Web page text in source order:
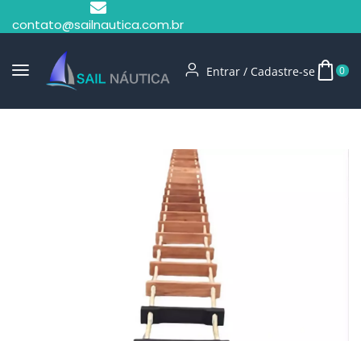
contato@sailnautica.com.br
Entrar / Cadastre-se 0